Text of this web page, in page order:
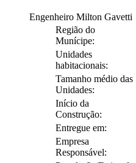
Engenheiro Milton Gavetti
Região do
Munícipe:
Unidades
habitacionais:
Tamanho médio das
Unidades:
Início da
Construção:
Entregue em:
Empresa
Responsável: